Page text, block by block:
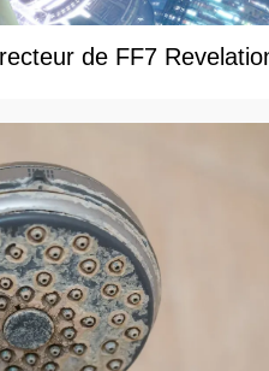
de FF7